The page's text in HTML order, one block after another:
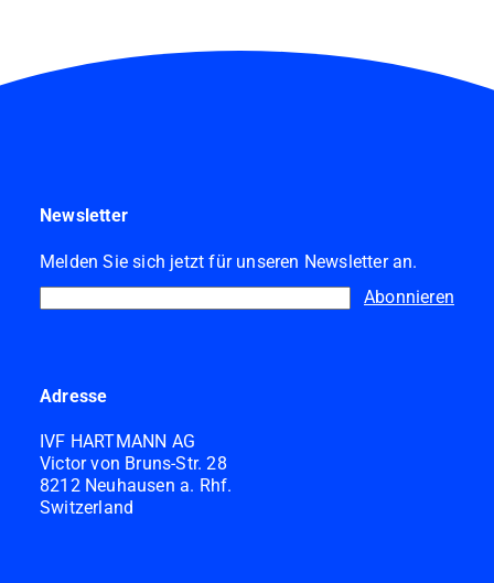
Newsletter
Melden Sie sich jetzt für unseren Newsletter an.
Abonnieren
Adresse
IVF HARTMANN AG
Victor von Bruns-Str. 28
8212 Neuhausen a. Rhf.
Switzerland